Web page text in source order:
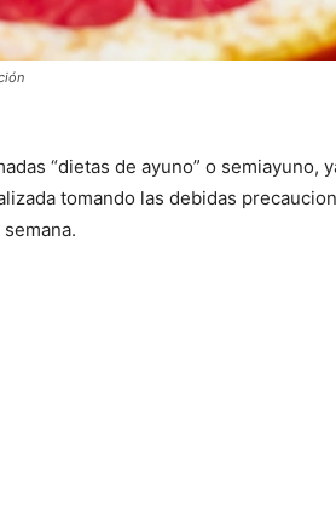
“dietas de ayuno” o semiayuno,
tomando las debidas